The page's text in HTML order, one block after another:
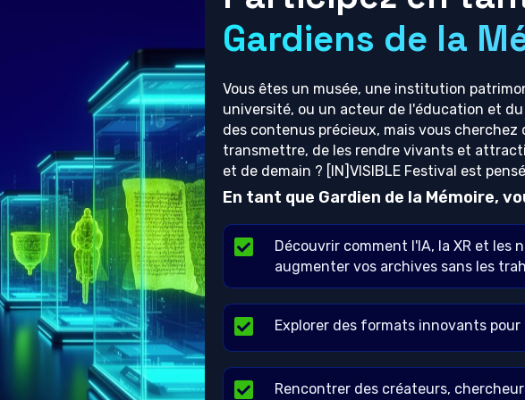
Gardiens de la
Vous êtes un musée, une institution
université, ou un acteur de l'éducation et
des contenus précieux, mais vous cherchez
transmettre, de les rendre vivants et
et de demain ? [IN]VISIBLE Festival est
En tant que Gardien de la Mémoire,
Découvrir comment l'IA, la XR et les
augmenter vos archives sans les
Explorer des formats innovants
Rencontrer des créateurs,